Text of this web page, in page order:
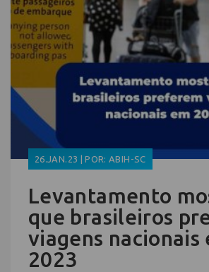
26.JAN.23 | POR: ABIH-SC
Levantamento
que brasileiros
viagens nacionais
2023